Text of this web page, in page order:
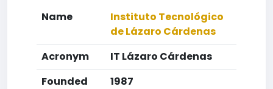
Name
Instituto Tecnológico
de Lázaro Cárdenas
Acronym
IT Lázaro Cárdenas
Founded
1987